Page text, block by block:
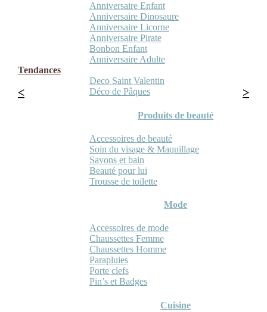
Anniversaire Enfant
Anniversaire Dinosaure
Anniversaire Licorne
Anniversaire Pirate
Bonbon Enfant
Anniversaire Adulte
Tendances
Deco Saint Valentin
Déco de Pâques
Produits de beauté
Accessoires de beauté
Soin du visage & Maquillage
Savons et bain
Beauté pour lui
Trousse de toilette
Mode
Accessoires de mode
Chaussettes Femme
Chaussettes Homme
Parapluies
Porte clefs
Pin’s et Badges
Cuisine